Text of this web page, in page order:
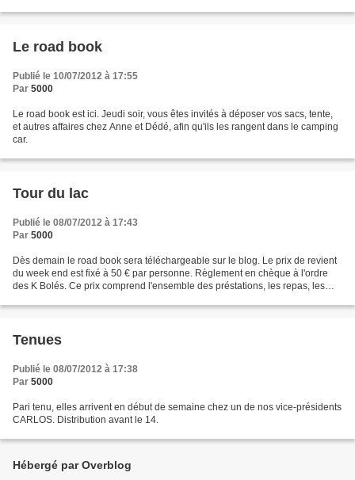
Le road book
Publié le 10/07/2012 à 17:55
Par 5000
Le road book est ici. Jeudi soir, vous êtes invités à déposer vos sacs, tente,
et autres affaires chez Anne et Dédé, afin qu'ils les rangent dans le camping
car.
Tour du lac
Publié le 08/07/2012 à 17:43
Par 5000
Dès demain le road book sera téléchargeable sur le blog. Le prix de revient
du week end est fixé à 50 € par personne. Règlement en chèque à l'ordre
des K Bolés. Ce prix comprend l'ensemble des préstations, les repas, les
Tenues
Publié le 08/07/2012 à 17:38
Par 5000
Pari tenu, elles arrivent en début de semaine chez un de nos vice-présidents
CARLOS. Distribution avant le 14.
Hébergé par Overblog